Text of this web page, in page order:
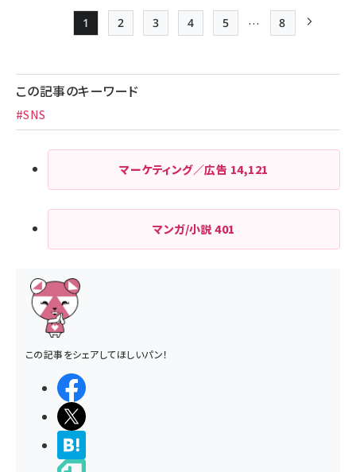
り
Page
1
Page
2
Page
3
Page
4
Page
5 …
最終ページ
8
この記事のキーワード
#SNS
マーケティング／広告 14,121
マンガ/小説401
この記事をシェアしてほしいパン！